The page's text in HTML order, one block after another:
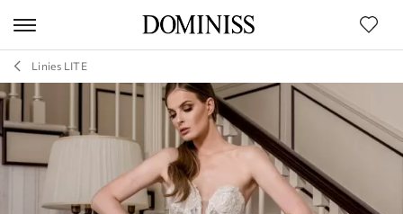
Linies LITE